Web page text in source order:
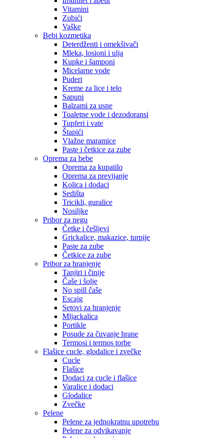
Vitamini
Zubići
Vaške
Bebi kozmetika
Deterdženti i omekšivači
Mleka, losioni i ulja
Kupke i šamponi
Micelarne vode
Puderi
Kreme za lice i telo
Sapuni
Balzami za usne
Toaletne vode i dezodoransi
Tupferi i vate
Štapići
Vlažne maramice
Paste i četkice za zube
Oprema za bebe
Oprema za kupatilo
Oprema za previjanje
Kolica i dodaci
Sedišta
Tricikli, guralice
Nosiljke
Pribor za negu
Četke i češljevi
Grickalice, makazice, turpije
Paste za zube
Četkice za zube
Pribor za hranjenje
Tanjiri i činije
Čaše i šolje
No spill čaše
Escajg
Setovi za hranjenje
Mljackalica
Portikle
Posude za čuvanje hrane
Termosi i termos torbe
Flašice cucle, glodalice i zvečke
Cucle
Flašice
Dodaci za cucle i flašice
Varalice i dodaci
Glodalice
Zvečke
Pelene
Pelene za jednokratnu upotrebu
Pelene za odvikavanje